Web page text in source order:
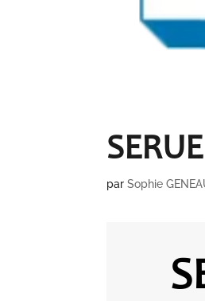
parSophie